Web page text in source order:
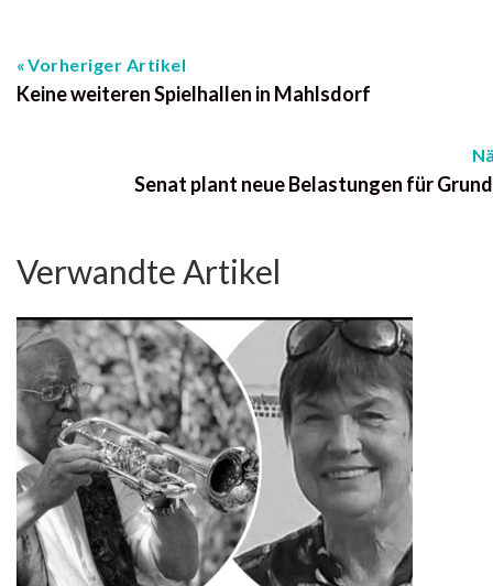
Vorheriger Artikel
Keine weiteren Spielhallen in Mahlsdorf
Senat plant neue Belastungen für
Verwandte Artikel